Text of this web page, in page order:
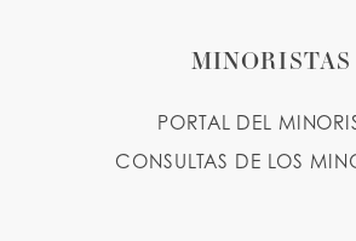
MINORISTAS
PORTAL DEL
CONSULTAS DE LOS